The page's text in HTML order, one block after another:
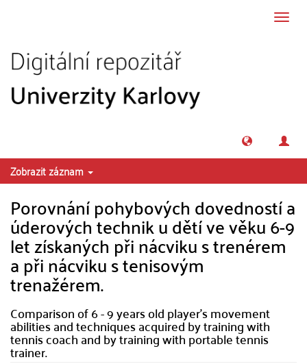
Zobrazit záznam
Porovnání pohybových dovedností a
úderových technik u dětí ve věku 6-9
let získaných při nácviku s trenérem
a při nácviku s tenisovým
trenažérem.
Comparison of 6 - 9 years old player's movement
abilities and techniques acquired by training with
tennis coach and by training with portable tennis
trainer.